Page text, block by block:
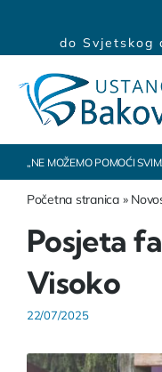
do Svjetskog
„NE MOŽEMO POMOĆI
Početna stranica»
Posjeta
Visoko
22/07/2025